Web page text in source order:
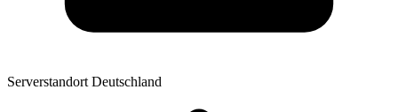
Serverstandort Deutschland